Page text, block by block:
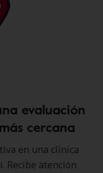
evaluación
cercana
en una clínica
Recibe atención